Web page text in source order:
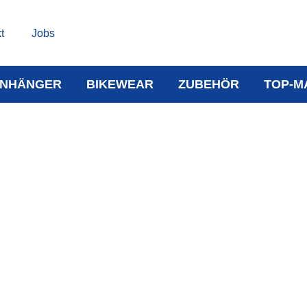
Jobs
BIKEWEAR ZUBEHÖR TOP-